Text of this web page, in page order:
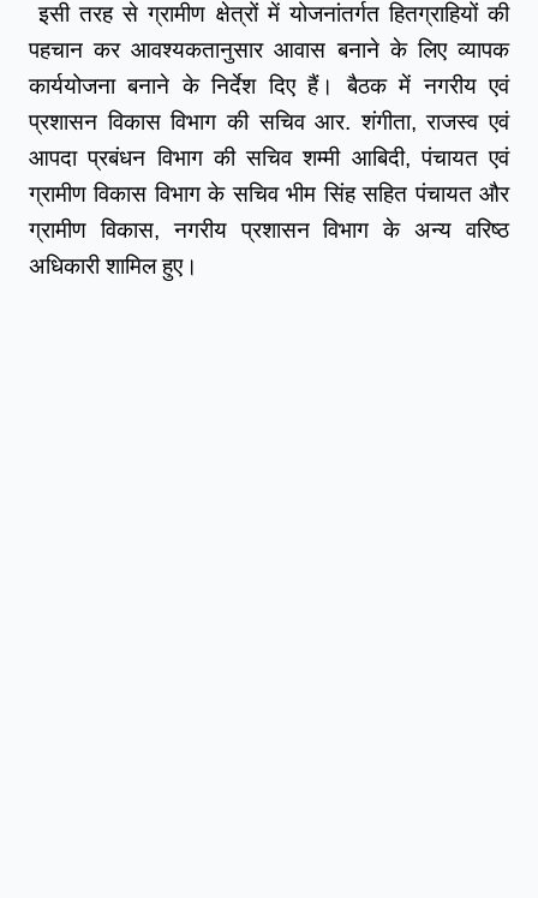
इसी तरह से ग्रामीण क्षेत्रों में योजनांतर्गत हितग्राहियों की
पहचान कर आवश्यकतानुसार आवास बनाने के लिए व्यापक
कार्ययोजना बनाने के निर्देश दिए हैं। बैठक में नगरीय एवं
प्रशासन विकास विभाग की सचिव आर. शंगीता, राजस्व एवं
आपदा प्रबंधन विभाग की सचिव शम्मी आबिदी, पंचायत एवं
ग्रामीण विकास विभाग के सचिव भीम सिंह सहित पंचायत और
ग्रामीण विकास, नगरीय प्रशासन विभाग के अन्य वरिष्ठ
अधिकारी शामिल हुए।